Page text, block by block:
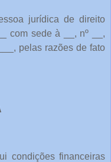
jurídica de direito
com sede à __, nº __,
pelas razões de fato
condições financeiras